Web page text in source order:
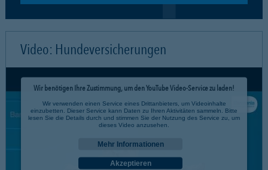
Video: Hundeversicherungen
Wir benötigen Ihre Zustimmung, um den YouTube Video-Service zu laden!
Wir verwenden einen Service eines Drittanbieters, um Videoinhalte
einzubetten. Dieser Service kann Daten zu Ihren Aktivitäten sammeln. Bitte
lesen Sie die Details durch und stimmen Sie der Nutzung des Service zu, um
dieses Video anzusehen.
Mehr Informationen
Akzeptieren